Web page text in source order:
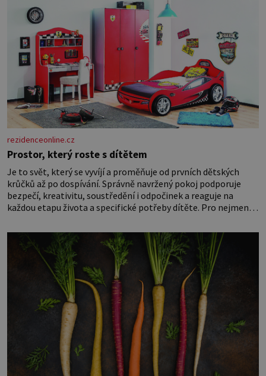
rezidenceonline.cz
Prostor, který roste s dítětem
Je to svět, který se vyvíjí a proměňuje od prvních dětských
krůčků až po dospívání. Správně navržený pokoj podporuje
bezpečí, kreativitu, soustředění i odpočinek a reaguje na
každou etapu života a specifické potřeby dítěte. Pro nejmenší
miminka měl působit především klidně a útulně. Předškolní
věk je